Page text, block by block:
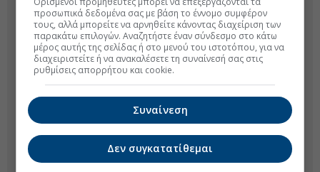
προσωπικά δεδομένα σας με βάση το έννομο συμφέρον
τους, αλλά μπορείτε να αρνηθείτε κάνοντας διαχείριση των
παρακάτω επιλογών. Αναζητήστε έναν σύνδεσμο στο κάτω
μέρος αυτής της σελίδας ή στο μενού του ιστοτόπου, για να
διαχειριστείτε ή να ανακαλέσετε τη συναίνεσή σας στις
ρυθμίσεις απορρήτου και cookie.
Συναίνεση
Δεν συγκατατίθεμαι